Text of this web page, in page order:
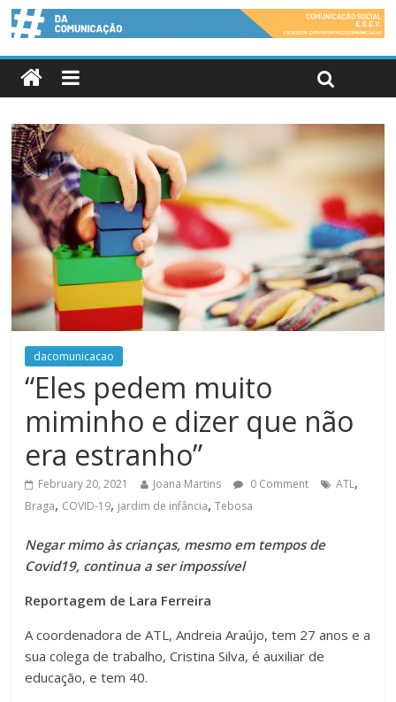
dacomunicacao
“Eles pedem muito
miminho e dizer que não
era estranho”
February 20, 2021 Joana Martins 0 Comment ATL,
Braga, COVID-19, jardim de infância,Tebosa
Negar mimo às crianças, mesmo em tempos de
Covid19, continua a ser impossível
Reportagem de Lara Ferreira
A coordenadora de ATL, Andreia Araújo, tem 27 anos e a
sua colega de trabalho, Cristina Silva, é auxiliar de
educação, e tem 40.